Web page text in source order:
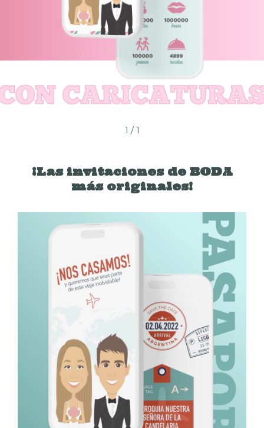
1 / 1
¡Las invitaciones de BODA
más originales!